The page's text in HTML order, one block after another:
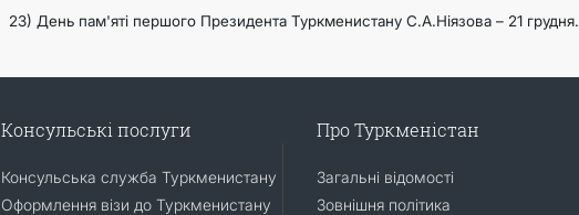
23) День пам'яті першого Президента Туркменистану С.А.Ніязова – 21 грудня.
Консульські послуги
Консульська служба Туркменистану
Оформлення візи до Туркменистану
Про Туркменістан
Загальні відомості
Зовнішня політика